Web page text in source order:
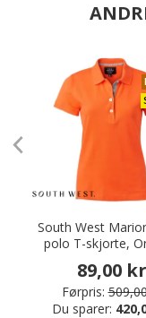
South West
polo T-skjorte,
89,00 kr
Førpris:
Du sparer: